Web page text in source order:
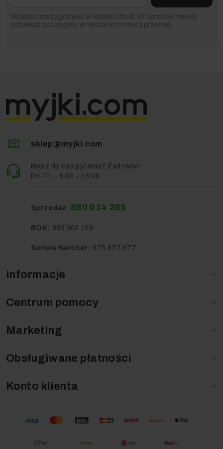
Możesz zrezygnować w każdej chwili. W tym celu należy
odnaleźć szczegóły w naszej informacji prawnej.
Informacje 
Centrum pomocy 
Marketing 
Obsługiwane płatności 
Konto klienta 
sklep@myjki.com
Masz do nas pytania? Zadzwoń!
Pn-Pt. - 8:00 - 16:00
Sprzedaż: 880 014 265
BOK: 883 002 125
Serwis Karcher: 575 877 677